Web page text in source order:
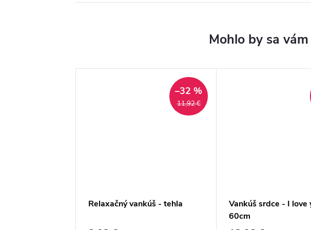
11,92 €
–32 %
Relaxačný vankúš - tehla
Vankúš srdce - I love
60cm